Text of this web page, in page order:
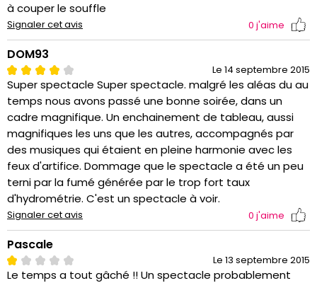
à couper le souffle
Signaler cet avis 0 j'aime
DOM93
Le 14 septembre 2015
Super spectacle Super spectacle. malgré les aléas du au
temps nous avons passé une bonne soirée, dans un
cadre magnifique. Un enchainement de tableau, aussi
magnifiques les uns que les autres, accompagnés par
des musiques qui étaient en pleine harmonie avec les
feux d'artifice. Dommage que le spectacle a été un peu
terni par la fumé générée par le trop fort taux
d'hydrométrie. C'est un spectacle à voir.
Signaler cet avis 0 j'aime
Pascale
Le 13 septembre 2015
Le temps a tout gâché !! Un spectacle probablement